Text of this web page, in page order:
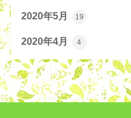
2020年5月 19
2020年4月 4